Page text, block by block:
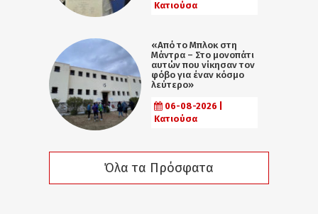
Κατιούσα
«Από το Μπλοκ στη
Μάντρα – Στο μονοπάτι
αυτών που νίκησαν τον
φόβο για έναν κόσμο
λεύτερο»
06-08-2026 |
Κατιούσα
Όλα τα Πρόσφατα